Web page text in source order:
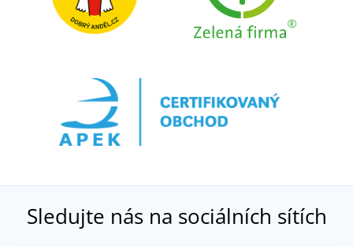
Sledujte nás na sociálních sítích